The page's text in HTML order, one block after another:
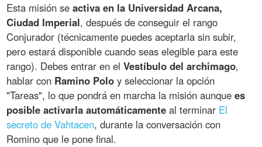
Esta misión seactiva en la Universidad Arcana,
Ciudad Imperial, después de conseguir el rango
Conjurador (técnicamente puedes aceptarla sin subir,
pero estará disponible cuando seas elegible para este
rango). Debes entrar en elVestíbulo del archimago,
hablar con Ramino Polo y seleccionar la opción
"Tareas", lo que pondrá en marcha la misión aunquees
posible activarla automáticamente al terminar El
secreto de Vahtacen, durante la conversación con
Romino que le pone final.